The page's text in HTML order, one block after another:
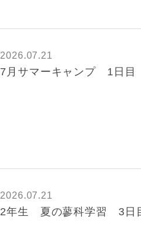
2026.07.21
7月サマーキャンプ 1日目
2026.07.21
2年生 夏の蓼科学習 3日